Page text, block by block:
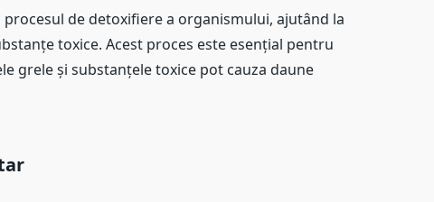
de detoxifiere a organismului, ajutând la
toxice. Acest proces este esențial pentru
grele și substanțele toxice pot cauza daune